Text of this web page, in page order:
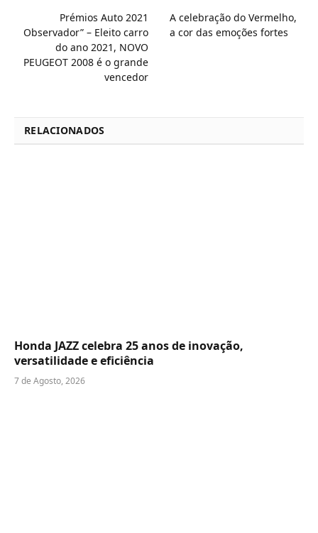
Prémios Auto 2021
Observador” – Eleito carro
do ano 2021, NOVO
PEUGEOT 2008 é o grande
vencedor
A celebração do Vermelho,
a cor das emoções fortes
RELACIONADOS
Honda JAZZ celebra 25 anos de inovação,
versatilidade e eficiência
7 de Agosto, 2026